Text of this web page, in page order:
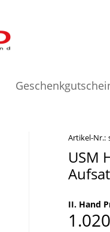
Artikel-Nr.:
USM
II. Hand